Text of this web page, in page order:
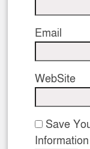
Email
WebSite
Save
Information